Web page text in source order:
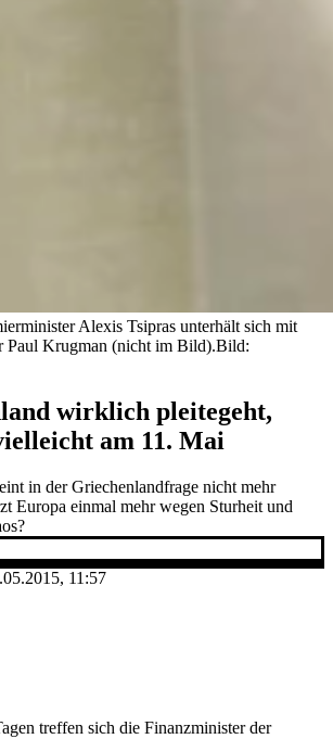
Alexis Tsipras unterhält sich mit
Paul Krugman (nicht im Bild).Bild:
wirklich pleitegeht,
am 11. Mai
in der Griechenlandfrage nicht mehr
Europa einmal mehr wegen Sturheit und
11:57
treffen sich die Finanzminister der